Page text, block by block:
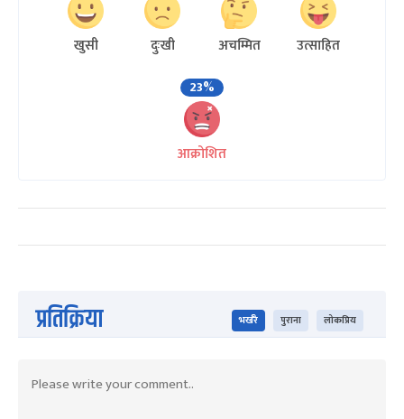
खुसी दुःखी अचम्मित
उत्साहित
23%
आक्रोशित
प्रतिक्रिया भर्खरै पुराना लोकप्रिय